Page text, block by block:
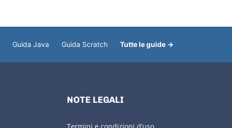
Guida Java Guida Scratch Tutte le guide →
NOTE LEGALI